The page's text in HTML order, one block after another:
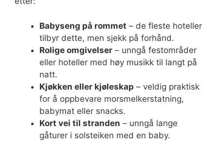
Babyseng på rommet – de fleste hoteller
tilbyr dette, men sjekk på forhånd.
Rolige omgivelser – unngå festområder
eller hoteller med høy musikk til langt på
natt.
Kjøkken eller kjøleskap – veldig praktisk
for å oppbevare morsmelkerstatning,
babymat eller snacks.
Kort vei til stranden – unngå lange
gåturer i solsteiken med en baby.